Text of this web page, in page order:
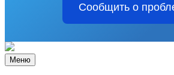
Сообщить о
Меню